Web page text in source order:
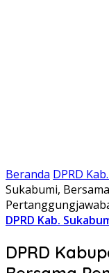
Beranda DPRD
Sukabumi,
DPRD Kab.
DPRD